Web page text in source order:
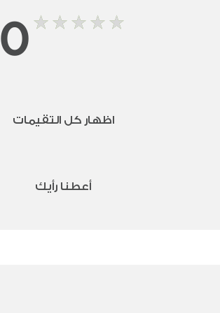
0
اظهار كل التقيمات
أعطنا رأيك